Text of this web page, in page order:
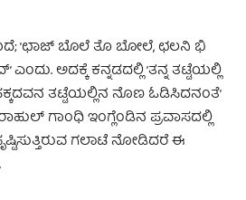
’ಛಾಜ್ ಬೊಲೆ ತೊ ಬೋಲೆ, ಛಲನಿ ಭಿ
ಅದಕ್ಕೆ ಕನ್ನಡದಲ್ಲಿ ’ತನ್ನ ತಟ್ಟೆಯಲ್ಲಿ
ಪಕ್ಕದವನ ತಟ್ಟೆಯಲ್ಲಿನ ನೊಣ ಓಡಿಸಿದನಂತೆ’
ಗಾಂಧಿ ಇಂಗ್ಲೆಂಡಿನ ಪ್ರವಾಸದಲ್ಲಿ
ಗಲಾಟೆ ನೋಡಿದರೆ ಈ